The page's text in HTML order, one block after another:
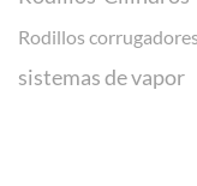
Rodillos corrugadores
sistemas de vapor